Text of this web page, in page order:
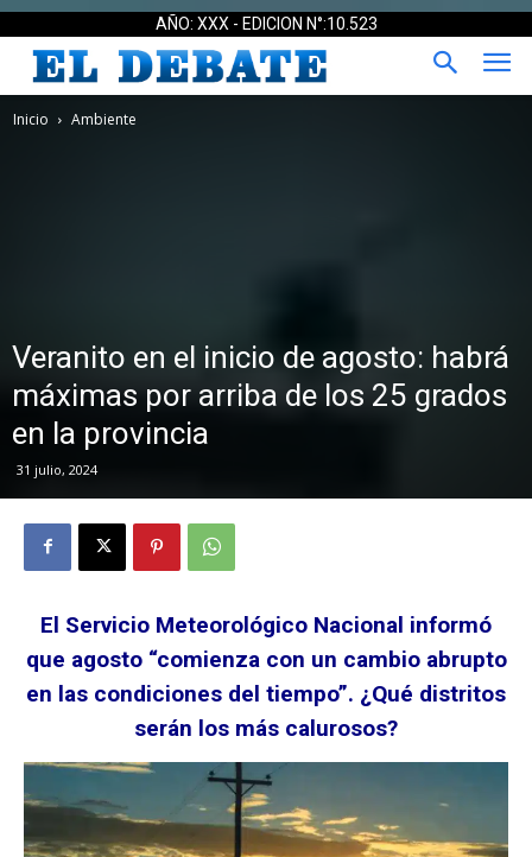
AÑO: XXX - EDICION N°:10.523
Inicio Ambiente
Veranito en el inicio de agosto: habrá
máximas por arriba de los 25 grados
en la provincia
31 julio, 2024
El Servicio Meteorológico Nacional informó
que agosto “comienza con un cambio abrupto
en las condiciones del tiempo”. ¿Qué distritos
serán los más calurosos?